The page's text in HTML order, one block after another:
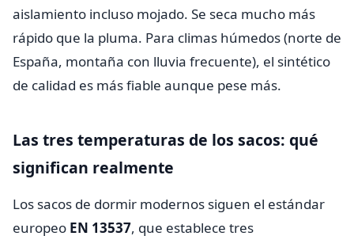
aislamiento incluso mojado. Se seca mucho más
rápido que la pluma. Para climas húmedos (norte de
España, montaña con lluvia frecuente), el sintético
de calidad es más fiable aunque pese más.
Las tres temperaturas de los sacos: qué
significan realmente
Los sacos de dormir modernos siguen el estándar
europeo EN 13537, que establece tres